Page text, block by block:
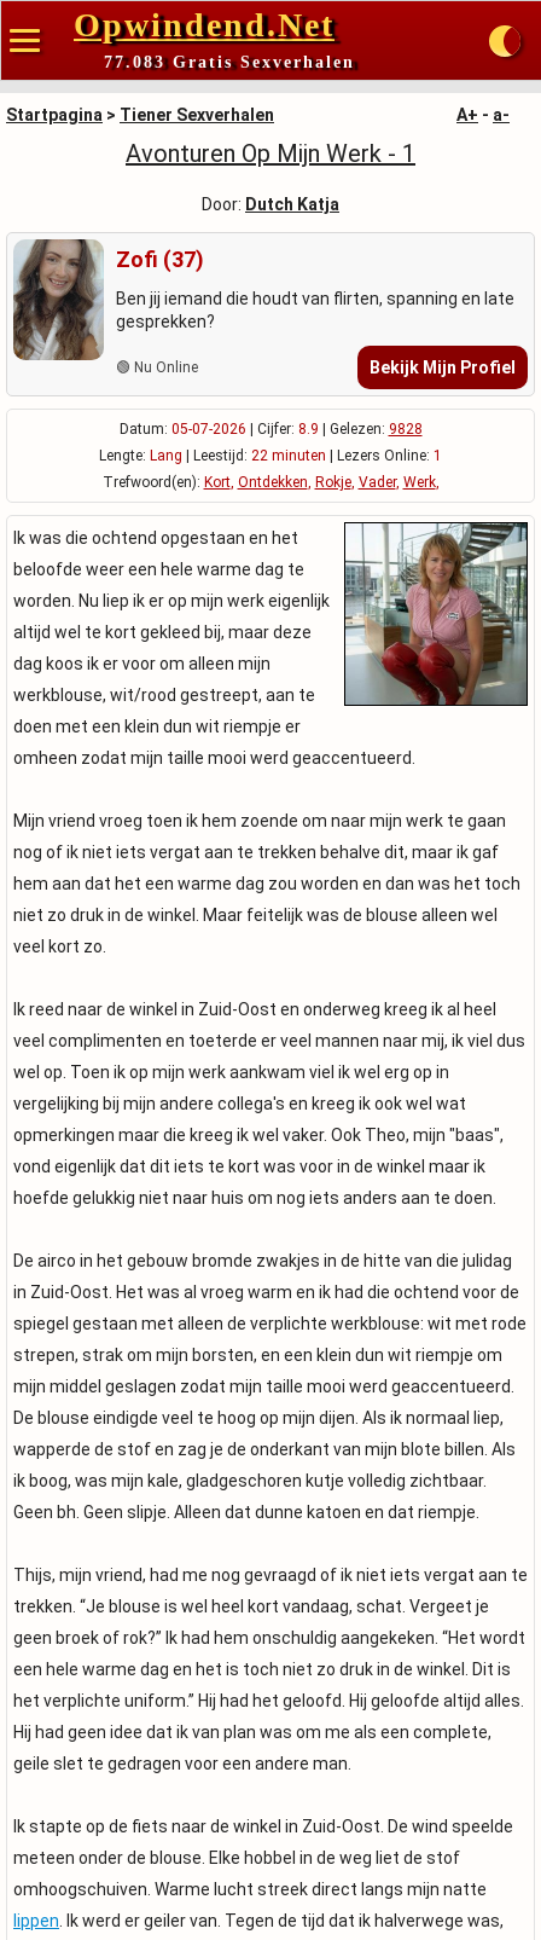
Opwindend.Net
77.083 Gratis Sexverhalen
Startpagina > Tiener Sexverhalen A+ - a-
Avonturen Op Mijn Werk - 1
Door: Dutch Katja
Zofi (37)
Ben jij iemand die houdt van flirten, spanning en late
gesprekken?
🟢 Nu Online Bekijk Mijn Profiel
Datum: 05-07-2026 | Cijfer: 8.9 | Gelezen: 9828
Lengte: Lang | Leestijd: 22 minuten | Lezers Online: 1
Trefwoord(en): Kort, Ontdekken, Rokje, Vader, Werk,
Ik was die ochtend opgestaan en het
beloofde weer een hele warme dag te
worden. Nu liep ik er op mijn werk eigenlijk
altijd wel te kort gekleed bij, maar deze
dag koos ik er voor om alleen mijn
werkblouse, wit/rood gestreept, aan te
doen met een klein dun wit riempje er
omheen zodat mijn taille mooi werd geaccentueerd.
Mijn vriend vroeg toen ik hem zoende om naar mijn werk te gaan
nog of ik niet iets vergat aan te trekken behalve dit, maar ik gaf
hem aan dat het een warme dag zou worden en dan was het toch
niet zo druk in de winkel. Maar feitelijk was de blouse alleen wel
veel kort zo.
Ik reed naar de winkel in Zuid-Oost en onderweg kreeg ik al heel
veel complimenten en toeterde er veel mannen naar mij, ik viel dus
wel op. Toen ik op mijn werk aankwam viel ik wel erg op in
vergelijking bij mijn andere collega's en kreeg ik ook wel wat
opmerkingen maar die kreeg ik wel vaker. Ook Theo, mijn "baas",
vond eigenlijk dat dit iets te kort was voor in de winkel maar ik
hoefde gelukkig niet naar huis om nog iets anders aan te doen.
De airco in het gebouw bromde zwakjes in de hitte van die julidag
in Zuid-Oost. Het was al vroeg warm en ik had die ochtend voor de
spiegel gestaan met alleen de verplichte werkblouse: wit met rode
strepen, strak om mijn borsten, en een klein dun wit riempje om
mijn middel geslagen zodat mijn taille mooi werd geaccentueerd.
De blouse eindigde veel te hoog op mijn dijen. Als ik normaal liep,
wapperde de stof en zag je de onderkant van mijn blote billen. Als
ik boog, was mijn kale, gladgeschoren kutje volledig zichtbaar.
Geen bh. Geen slipje. Alleen dat dunne katoen en dat riempje.
Thijs, mijn vriend, had me nog gevraagd of ik niet iets vergat aan te
trekken. “Je blouse is wel heel kort vandaag, schat. Vergeet je
geen broek of rok?” Ik had hem onschuldig aangekeken. “Het wordt
een hele warme dag en het is toch niet zo druk in de winkel. Dit is
het verplichte uniform.” Hij had het geloofd. Hij geloofde altijd alles.
Hij had geen idee dat ik van plan was om me als een complete,
geile slet te gedragen voor een andere man.
Ik stapte op de fiets naar de winkel in Zuid-Oost. De wind speelde
meteen onder de blouse. Elke hobbel in de weg liet de stof
omhoogschuiven. Warme lucht streek direct langs mijn natte
lippen . Ik werd er geiler van. Tegen de tijd dat ik halverwege was,